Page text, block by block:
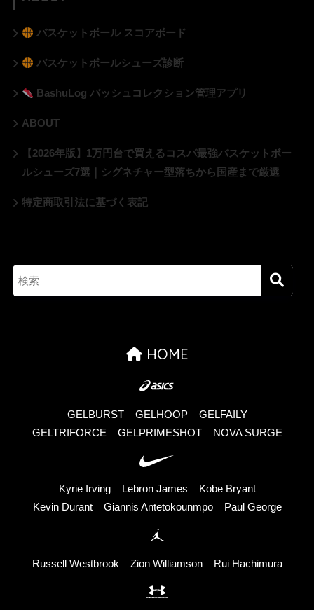
バスケットボール スコアボード
バスケットボールシューズ診断
BashuLog バッシュコレクション管理アプリ
ABOUT
【2026年版】1万円台で買えるコスパ最強バスケットボー
ルシューズ7選｜シグネチャー型落ちから国産まで厳選
特定商取引法に基づく表記
HOME
GELBURST GELHOOP
GELFAILY
GELTRIFORCE
GELPRIMESHOT NOVA SURGE
Kyrie Irving Lebron James
Kobe Bryant
Kevin Durant
Giannis Antetokounmpo Paul George
Russell Westbrook Zion Williamson Rui Hachimura